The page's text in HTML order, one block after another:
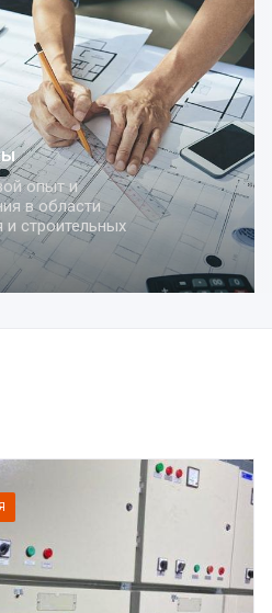
поставка
поставки оборудования
и строительства